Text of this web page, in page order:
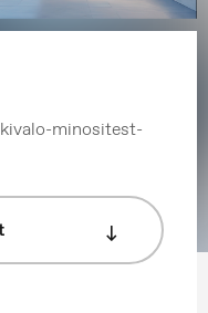
minositest-